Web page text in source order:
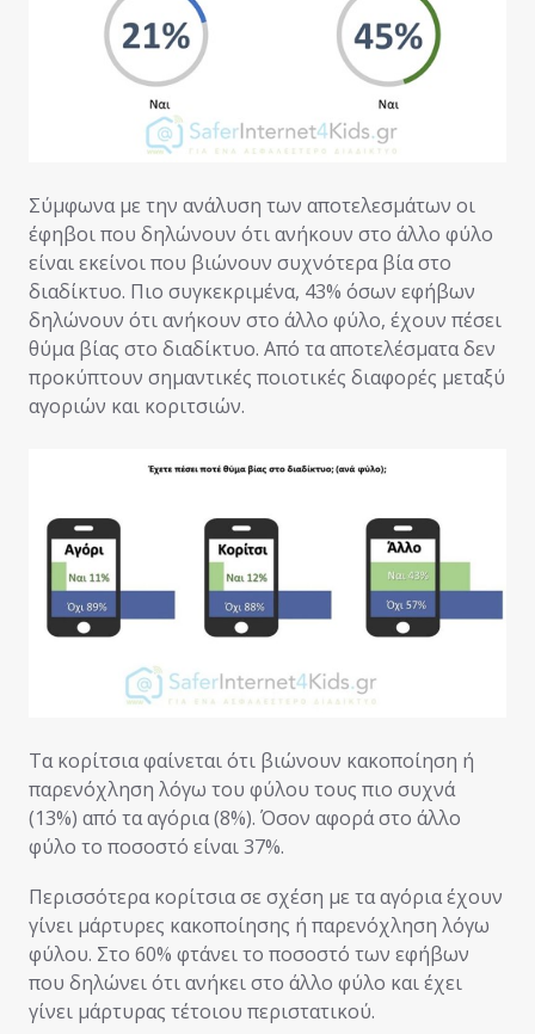
Σύμφωνα με την ανάλυση των αποτελεσμάτων οι
έφηβοι που δηλώνουν ότι ανήκουν στο άλλο φύλο
είναι εκείνοι που βιώνουν συχνότερα βία στο
διαδίκτυο. Πιο συγκεκριμένα, 43% όσων εφήβων
δηλώνουν ότι ανήκουν στο άλλο φύλο, έχουν πέσει
θύμα βίας στο διαδίκτυο. Από τα αποτελέσματα δεν
προκύπτουν σημαντικές ποιοτικές διαφορές μεταξύ
αγοριών και κοριτσιών.
Τα κορίτσια φαίνεται ότι βιώνουν κακοποίηση ή
παρενόχληση λόγω του φύλου τους πιο συχνά
(13%) από τα αγόρια (8%). Όσον αφορά στο άλλο
φύλο το ποσοστό είναι 37%.
Περισσότερα κορίτσια σε σχέση με τα αγόρια έχουν
γίνει μάρτυρες κακοποίησης ή παρενόχληση λόγω
φύλου. Στο 60% φτάνει το ποσοστό των εφήβων
που δηλώνει ότι ανήκει στο άλλο φύλο και έχει
γίνει μάρτυρας τέτοιου περιστατικού.